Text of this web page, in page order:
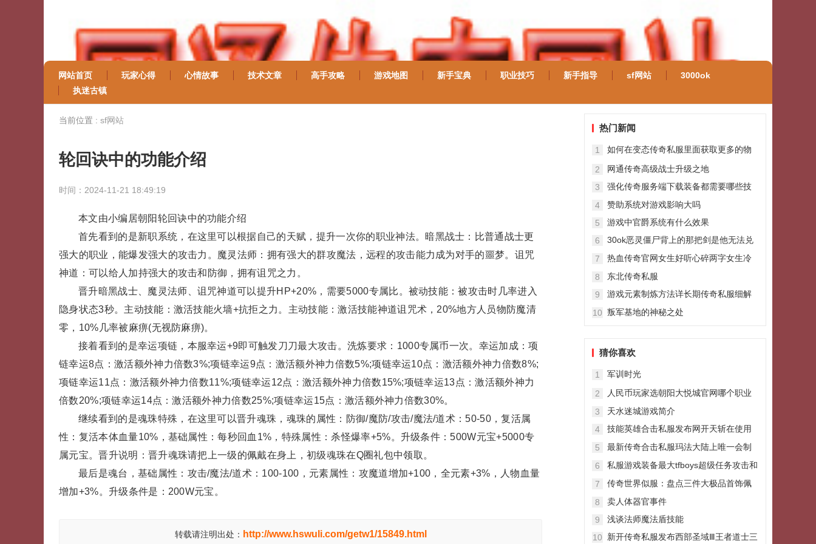
网站首页 玩家心得 心情故事 技术文章 高手攻略 游戏地图 新手宝典 职业技巧 新手指导 sf网站
3000ok
执迷古镇
当前位置 : sf网站
轮回诀中的功能介绍
时间：2024-11-21 18:49:19
本文由小编居朝阳轮回诀中的功能介绍
首先看到的是新职系统，在这里可以根据自己的天赋，提升一次你的职业神法。暗黑战士：比普通战士更
强大的职业，能爆发强大的攻击力。魔灵法师：拥有强大的群攻魔法，远程的攻击能力成为对手的噩梦。诅咒
神道：可以给人加持强大的攻击和防御，拥有诅咒之力。
晋升暗黑战士、魔灵法师、诅咒神道可以提升HP+20%，需要5000专属比。被动技能：被攻击时几率进入
隐身状态3秒。主动技能：激活技能火墙+抗拒之力。主动技能：激活技能神道诅咒术，20%地方人员物防魔清
零，10%几率被麻痹(无视防麻痹)。
接着看到的是幸运项链，本服幸运+9即可触发刀刀最大攻击。洗炼要求：1000专属币一次。幸运加成：项
链幸运8点：激活额外神力倍数3%;项链幸运9点：激活额外神力倍数5%;项链幸运10点：激活额外神力倍数8%;
项链幸运11点：激活额外神力倍数11%;项链幸运12点：激活额外神力倍数15%;项链幸运13点：激活额外神力
倍数20%;项链幸运14点：激活额外神力倍数25%;项链幸运15点：激活额外神力倍数30%。
继续看到的是魂珠特殊，在这里可以晋升魂珠，魂珠的属性：防御/魔防/攻击/魔法/道术：50-50，复活属
性：复活本体血量10%，基础属性：每秒回血1%，特殊属性：杀怪爆率+5%。升级条件：500W元宝+5000专
属元宝。晋升说明：晋升魂珠请把上一级的佩戴在身上，初级魂珠在Q圈礼包中领取。
最后是魂台，基础属性：攻击/魔法/道术：100-100，元素属性：攻魔道增加+100，全元素+3%，人物血量
增加+3%。升级条件是：200W元宝。
转载请注明出处： http://www.hswuli.com/getw1/15849.html
热门新闻
1
如何在变态传奇私服里面获取更多的物
2
网通传奇高级战士升级之地
3
强化传奇服务端下载装备都需要哪些技
4
赞助系统对游戏影响大吗
5
游戏中官爵系统有什么效果
6
30ok恶灵僵尸背上的那把剑是他无法兑
7
热血传奇官网女生好听心碎两字女生冷
8
东北传奇私服
9
游戏元素制炼方法详长期传奇私服细解
10 叛军基地的神秘之处
猜你喜欢
1
军训时光
2
人民币玩家选朝阳大悦城官网哪个职业
3
天水迷城游戏简介
4
技能英雄合击私服发布网开天斩在使用
5
最新传奇合击私服玛法大陆上唯一会制
6
私服游戏装备最大tfboys超级任务攻击和
7
传奇世界似服：盘点三件大极品首饰佩
8
卖人体器官事件
9
浅谈法师魔法盾技能
10
新开传奇私服发布西部圣域Ⅲ王者道士三